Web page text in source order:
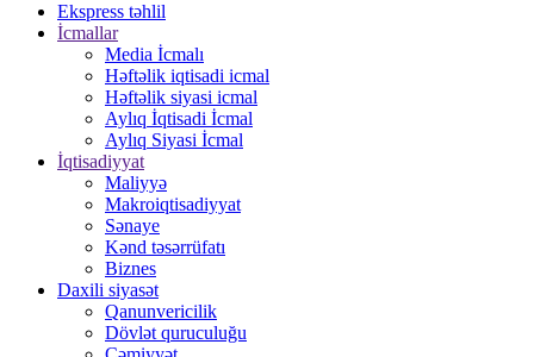
Ekspress təhlil
İcmallar
Media İcmalı
Həftəlik iqtisadi icmal
Həftəlik siyasi icmal
Aylıq İqtisadi İcmal
Aylıq Siyasi İcmal
İqtisadiyyat
Maliyyə
Makroiqtisadiyyat
Sənaye
Kənd təsərrüfatı
Biznes
Daxili siyasət
Qanunvericilik
Dövlət quruculuğu